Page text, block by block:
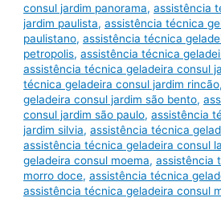
consul jardim panorama,assistência
jardim paulista,assistência técnica
paulistano,assistência técnica
petropolis,assistência técnica
assistência técnica geladeira consul
técnica geladeira consul jardim rincão
geladeira consul jardim são bento,
consul jardim são paulo,assistência
jardim silvia,assistência técnica
assistência técnica geladeira consul
geladeira consul moema,assistência
morro doce,assistência técnica
assistência técnica geladeira consul